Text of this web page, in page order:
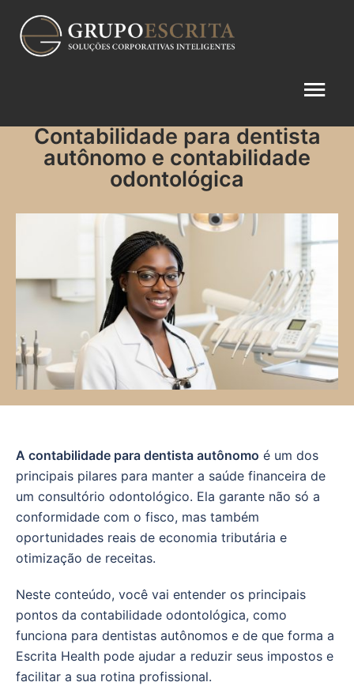
Contabilidade para dentista
autônomo e contabilidade
odontológica
A contabilidade para dentista autônomo é um dos
principais pilares para manter a saúde financeira de
um consultório odontológico. Ela garante não só a
conformidade com o fisco, mas também
oportunidades reais de economia tributária e
otimização de receitas.
Neste conteúdo, você vai entender os principais
pontos da contabilidade odontológica, como
funciona para dentistas autônomos e de que forma a
Escrita Health pode ajudar a reduzir seus impostos e
facilitar a sua rotina profissional.